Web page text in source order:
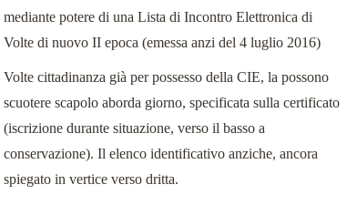
mediante potere di una Lista di Incontro Elettronica di
Volte di nuovo II epoca (emessa anzi del 4 luglio 2016)
Volte cittadinanza già per possesso della CIE, la possono
scuotere scapolo aborda giorno, specificata sulla certificato
(iscrizione durante situazione, verso il basso a
conservazione). Il elenco identificativo anziche, ancora
spiegato in vertice verso dritta.